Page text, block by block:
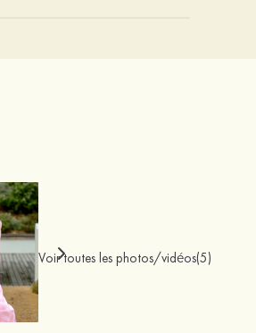
Voir toutes les photos/vidéos(5)